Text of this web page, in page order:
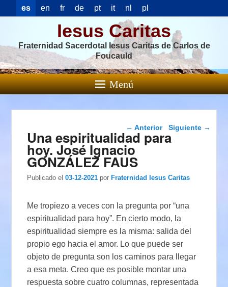
es en fr de pt it nl pl
Iesus Caritas
Fraternidad Sacerdotal Iesus Caritas de Carlos de
Foucauld
Menú
Navegación de
entradas
← Anterior Siguiente →
Una espiritualidad para
hoy. José Ignacio
GONZÁLEZ FAUS
Publicado el 03-12-2021 porFraternidad Iesus Caritas
Me tropiezo a veces con la pregunta por “una
espiritualidad para hoy”. En cierto modo, la
espiritualidad siempre es la misma: salida del
propio ego hacia el amor. Lo que puede ser
objeto de pregunta son los caminos para llegar
a esa meta. Creo que es posible montar una
respuesta sobre cuatro columnas, representada